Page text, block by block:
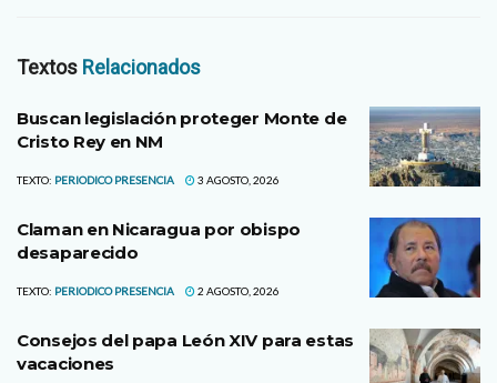
Textos Relacionados
Buscan legislación proteger Monte de
Cristo Rey en NM
TEXTO: PERIODICO PRESENCIA 3 AGOSTO, 2026
Claman en Nicaragua por obispo
desaparecido
TEXTO: PERIODICO PRESENCIA 2 AGOSTO, 2026
Consejos del papa León XIV para estas
vacaciones